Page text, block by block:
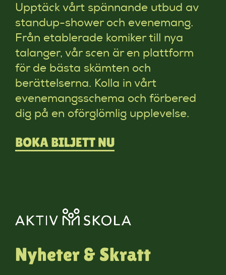
Upptäck vårt spännande utbud av
standup-shower och evenemang.
Från etablerade komiker till nya
talanger, vår scen är en plattform
för de bästa skämten och
berättelserna. Kolla in vårt
evenemangsschema och förbered
dig på en oförglömlig upplevelse.
BOKA BILJETT NU
Nyheter & Skratt